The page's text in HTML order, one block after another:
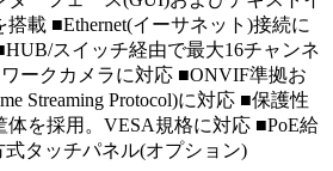
載 ■Ethernet(イーサネット)接続に
スイッチ経由で最大16チャンネ
ークカメラに対応 ■ONVIF準拠お
Streaming Protocol)に対応 ■保護性
体を採用。VESA規格に対応 ■PoE給
タッチパネル(オプション)